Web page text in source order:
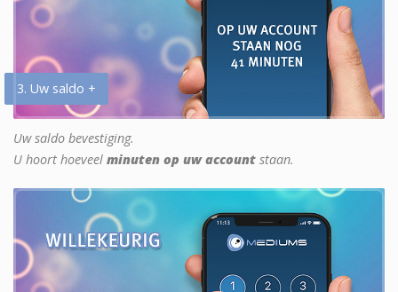
3. Uw saldo +
Uw saldo bevestiging.
U hoort hoeveel minuten op uw account staan.